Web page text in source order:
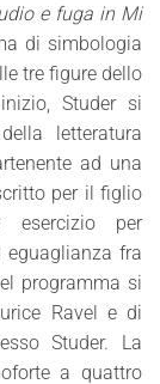
e fuga in Mi
di simbologia
tre figure dello
Studer si
letteratura
ad una
per il figlio
esercizio per
eguaglianza fra
programma si
Ravel e di
Studer. La
a quattro